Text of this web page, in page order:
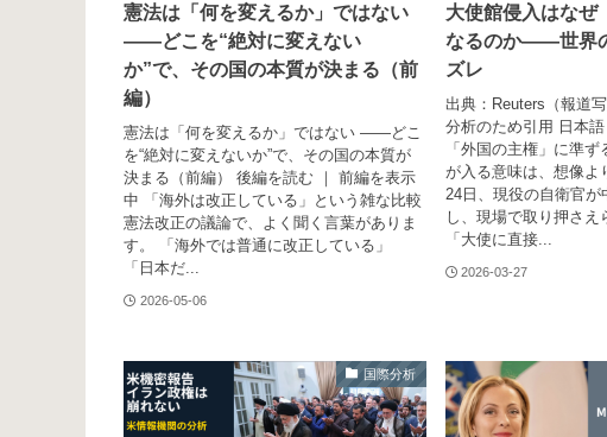
憲法は「何を変えるか」ではない
——どこを“絶対に変えない
か”で、その国の本質が決まる（前
編）
憲法は「何を変えるか」ではない ——どこ
を“絶対に変えないか”で、その国の本質が
決まる（前編） 後編を読む ｜ 前編を表示
中 「海外は改正している」という雑な比較
憲法改正の議論で、よく聞く言葉がありま
す。 「海外では普通に改正している」
「日本だ...
2026-05-06
大使館侵入はなぜ
なるのか——世界
ズレ
出典：Reuters（報道
分析のため引用 日本
「外国の主権」に準
が入る意味は、想像よ
24日、現役の自衛官が
し、現場で取り押さえ
「大使に直接...
2026-03-27
国際分析